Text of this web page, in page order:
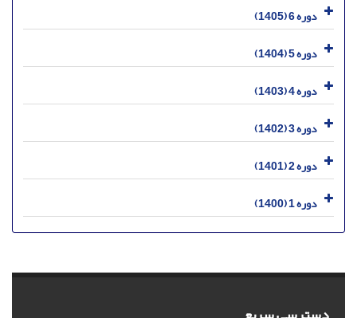
دوره 6 (1405)
دوره 5 (1404)
دوره 4 (1403)
دوره 3 (1402)
دوره 2 (1401)
دوره 1 (1400)